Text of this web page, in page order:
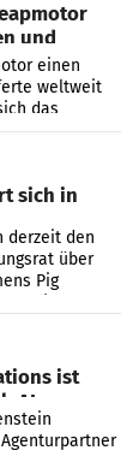
und
Marke
einen
weltweit
das
als
sich in
derzeit den
über
Pig
ist